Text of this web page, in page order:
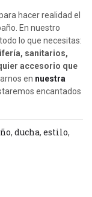
hacer realidad el
En nuestro
lo que necesitas:
sanitarios,
accesorio que
en nuestra
encantados
, ducha, estilo,